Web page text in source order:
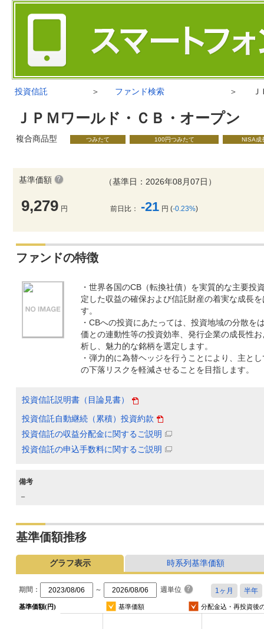
投資信託 ＞ ファンド検索 ＞
ＪＰＭワールド・ＣＢ・オープン
複合商品型 つみたて 100円つみたて NISA成
基準価額
9,279 円
（基準日：2026年08月07日）
前日比： -21 円 (-0.23%)
ファンドの特徴
・世界各国のCB（転換社債）を実質的な主要投
定した収益の確保および信託財産の着実な成長
す。
・CBへの投資にあたっては、投資地域の分散を
価との連動性等の投資効率、発行企業の成長性
析し、魅力的な銘柄を選定します。
・弾力的に為替ヘッジを行うことにより、主と
の下落リスクを軽減させることを目指します。
投資信託説明書（目論見書）
投資信託自動継続（累積）投資約款
投資信託の収益分配金に関するご説明
投資信託の申込手数料に関するご説明
備考
－
基準価額推移
グラフ表示 時系列基準価額
期間： ～ 週単位
基準価額(円) 基準価額 分配金込・再投資後